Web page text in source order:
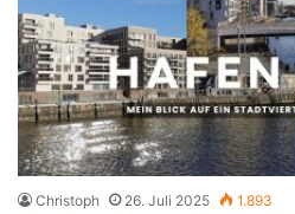
Christoph 26. Juli 2025 1.893